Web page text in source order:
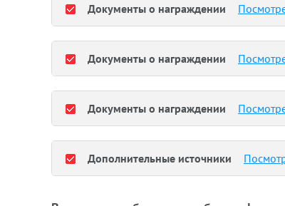
Документы о награждении
Документы о награждении
Документы о награждении
Дополнительные источники